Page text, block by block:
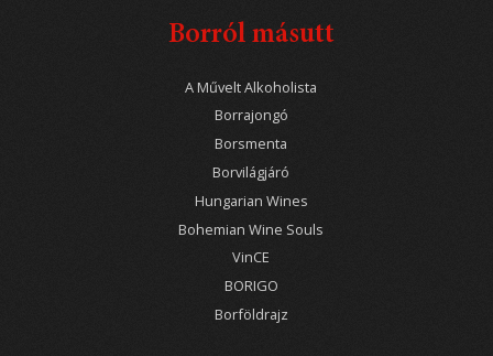
Borról másutt
A Művelt Alkoholista
Borrajongó
Borsmenta
Borvilágjáró
Hungarian Wines
Bohemian Wine Souls
VinCE
BORIGO
Borföldrajz